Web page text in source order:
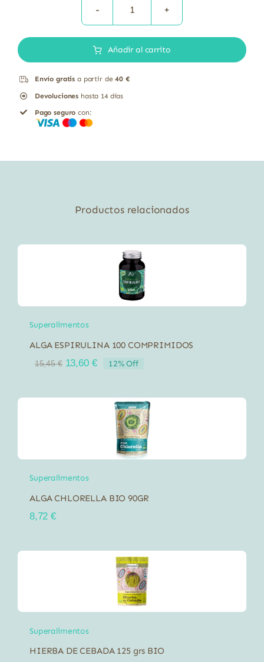
Espirulina
mg
Añadir al carrito
Envío gratis a partir de40 €
Devoluciones hasta 14 días
Pago seguro con:
Productos relacionados
Superalimentos
ALGA ESPIRULINA 100 COMPRIMIDOS
15,45€ El
era:
13,60 €El
es:
13,60 €.
12% Off
Superalimentos
ALGA CHLORELLA BIO 90GR
8,72€
Superalimentos
HIERBA DE CEBADA 125 grs BIO